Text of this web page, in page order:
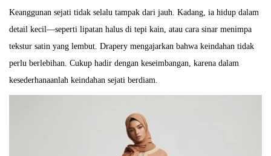
Keanggunan sejati tidak selalu tampak dari jauh. Kadang, ia hidup dalam
detail kecil—seperti lipatan halus di tepi kain, atau cara sinar menimpa
tekstur satin yang lembut. Drapery mengajarkan bahwa keindahan tidak
perlu berlebihan. Cukup hadir dengan keseimbangan, karena dalam
kesederhanaanlah keindahan sejati berdiam.